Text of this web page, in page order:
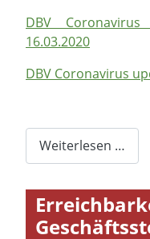
DBV
16.03.2020
DBV Coronavirus
Weiterlesen …